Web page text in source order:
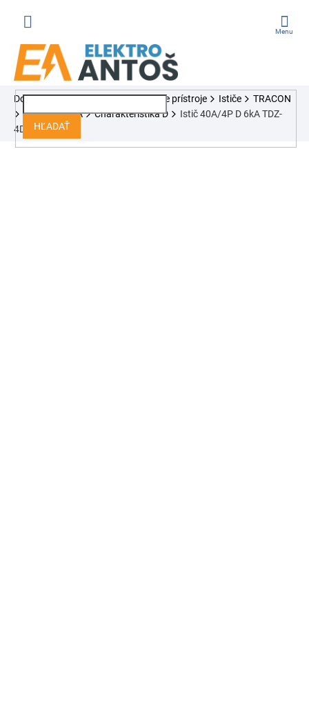
HĽADAŤ
Domov Ističe, chrániče, modulárne prístroje Ističe
TRACON
Séria TDZ 6kA
Charakteristika D
Istič 40A/4P D 6kA TDZ-
4D-40 Tracon